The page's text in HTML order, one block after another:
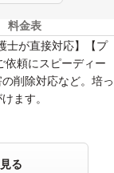
料金表
士が直接対応】【プ
依頼にスピーディー
削除対応など。培っ
ます。
る